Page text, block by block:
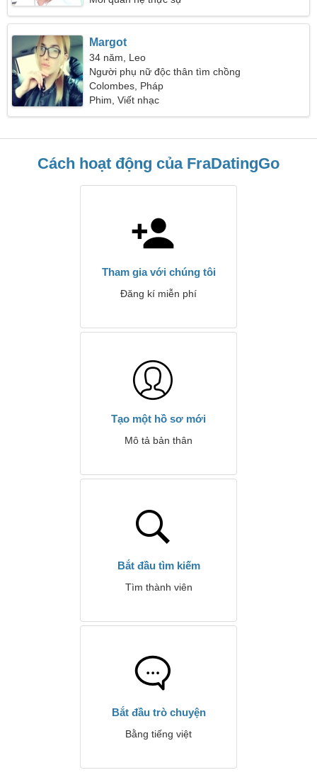
Margot
34 năm, Leo
Người phụ nữ độc thân tìm chồng
Colombes, Pháp
Phim, Viết nhạc
Cách hoạt động của FraDatingGo
Tham gia với chúng tôi
Đăng kí miễn phí
Tạo một hồ sơ mới
Mô tả bản thân
Bắt đầu tìm kiếm
Tìm thành viên
Bắt đầu trò chuyện
Bằng tiếng việt